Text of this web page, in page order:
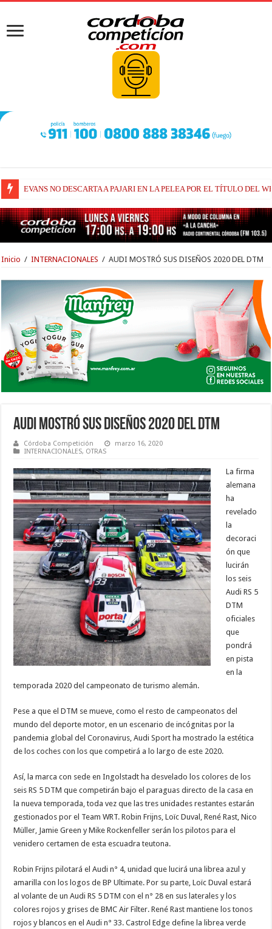
EVANS NO DESCARTA A PAJARI EN LA PELEA POR EL TÍTULO DEL
RAÚL FERNÁNDEZ Y TRACKHOUSE, A CONTINUIDAD
Inicio / INTERNACIONALES / AUDI MOSTRÓ SUS DISEÑOS 2020 DEL DTM
AUDI MOSTRÓ SUS DISEÑOS 2020 DEL DTM
Córdoba Competición
marzo 16, 2020
INTERNACIONALES, OTRAS
La firma
alemana
ha
revelado
la
decoraci
ón que
lucirán
los seis
Audi RS 5
DTM
oficiales
que
pondrá
en pista
en la
temporada 2020 del campeonato de turismo alemán.
Pese a que el DTM se mueve, como el resto de campeonatos del
mundo del deporte motor, en un escenario de incógnitas por la
pandemia global del Coronavirus, Audi Sport ha mostrado la estética
de los coches con los que competirá a lo largo de este 2020.
Así, la marca con sede en Ingolstadt ha desvelado los colores de los
seis RS 5 DTM que competirán bajo el paraguas directo de la casa en
la nueva temporada, toda vez que las tres unidades restantes estarán
gestionados por el Team WRT. Robin Frijns, Loïc Duval, René Rast, Nico
Müller, Jamie Green y Mike Rockenfeller serán los pilotos para el
venidero certamen de esta escuadra teutona.
Robin Frijns pilotará el Audi n° 4, unidad que lucirá una librea azul y
amarilla con los logos de BP Ultimate. Por su parte, Loïc Duval estará
al volante de un Audi RS 5 DTM con el n° 28 en sus laterales y los
colores rojos y grises de BMC Air Filter. René Rast mantiene los tonos
rojos y blancos en el Audi n° 33. Castrol Edge define la librea verde